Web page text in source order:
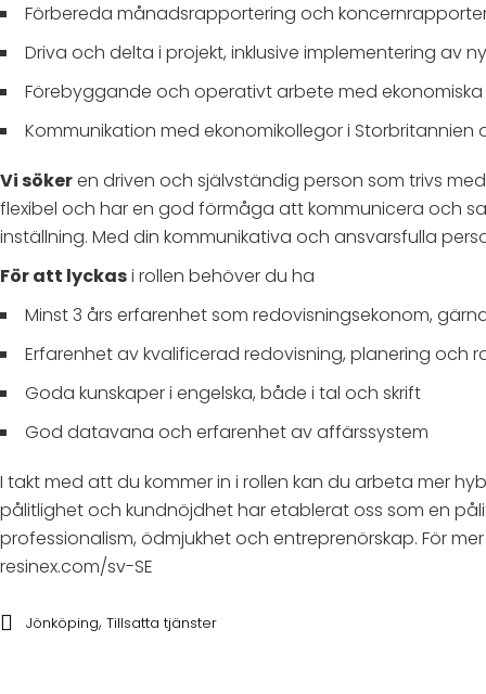
Förbereda månadsrapportering och
Driva och delta i projekt, inklusive implementering av
Förebyggande och operativt arbete med
Kommunikation med ekonomikollegor i
Vi sökeren driven och självständig person som trivs
flexibel och har en god förmåga att kommunicera och
inställning. Med din kommunikativa och ansvarsfulla
För att lyckasi rollen behöver du ha
Minst 3 års erfarenhet som redovisningsekonom,
Erfarenhet av kvalificerad redovisning, planering och
Goda kunskaper i engelska, både i tal och skrift
God datavana och erfarenhet av affärssystem
I takt med att du kommer in i rollen kan du arbeta mer
pålitlighet och kundnöjdhet har etablerat oss som en
professionalism, ödmjukhet och entreprenörskap. För
resinex.com/sv-SE
Jönköping, Tillsatta tjänster